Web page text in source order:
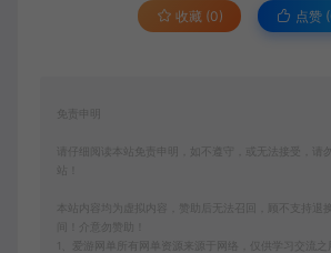
收藏 (0) 点赞 (
免责申明
请仔细阅读本站免责申明，如不遵守，或无法接受，请
本站内容均为虚拟内容，赞助后无法召回，顾不支持退
间！介意勿赞助！
1、爱游网单所有网单资源来源于网络，仅供学习交流之